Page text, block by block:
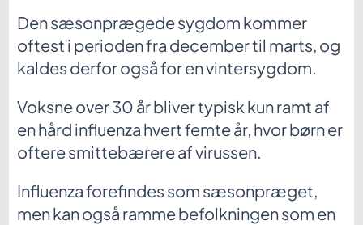
Den sæsonprægede sygdom kommer
oftest i perioden fra december til marts, og
kaldes derfor også for en vintersygdom.
Voksne over 30 år bliver typisk kun ramt af
en hård influenza hvert femte år, hvor børn er
oftere smittebærere af virussen.
Influenza forefindes som sæsonpræget,
men kan også ramme befolkningen som en